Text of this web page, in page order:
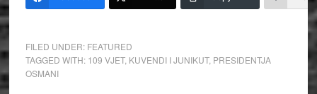
FILED UNDER: FEATURED
TAGGED WITH: 109 VJET, KUVENDI I JUNIKUT, PRESIDENTJA
OSMANI